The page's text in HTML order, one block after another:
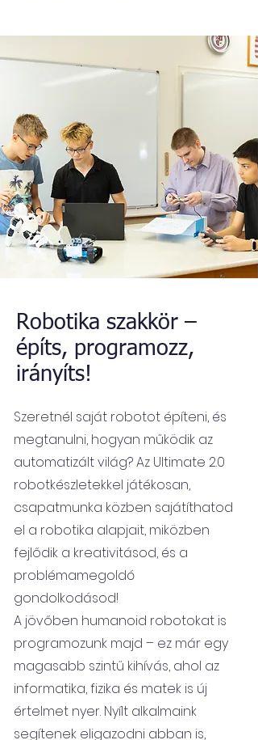
Robotika szakkör –
építs, programozz,
irányíts!
Szeretnél saját robotot építeni, és
megtanulni, hogyan működik az
automatizált világ? Az Ultimate 2.0
robotkészletekkel játékosan,
csapatmunka közben sajátíthatod
el a robotika alapjait, miközben
fejlődik a kreativitásod, és a
problémamegoldó
gondolkodásod!
A jövőben humanoid robotokat is
programozunk majd – ez már egy
magasabb szintű kihívás, ahol az
informatika, fizika és matek is új
értelmet nyer. Nyílt alkalmaink
segítenek eligazodni abban is,